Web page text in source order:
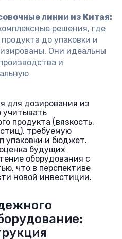
линии из Китая:
решения, где
до упаковки и
Они идеальны
и
для дозирования из
учитывать
продукта (вязкость,
требуемую
упаковки и бюджет.
будущих
оборудования с
что в перспективе
новой инвестиции.